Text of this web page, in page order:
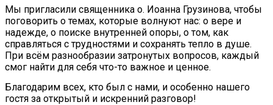
Мы пригласили священника о. Иоанна Грузинова, чтобы
поговорить о темах, которые волнуют нас: о вере и
надежде, о поиске внутренней опоры, о том, как
справляться с трудностями и сохранять тепло в душе.
При всём разнообразии затронутых вопросов, каждый
смог найти для себя что-то важное и ценное.
Благодарим всех, кто был с нами, и особенно нашего
гостя за открытый и искренний разговор!